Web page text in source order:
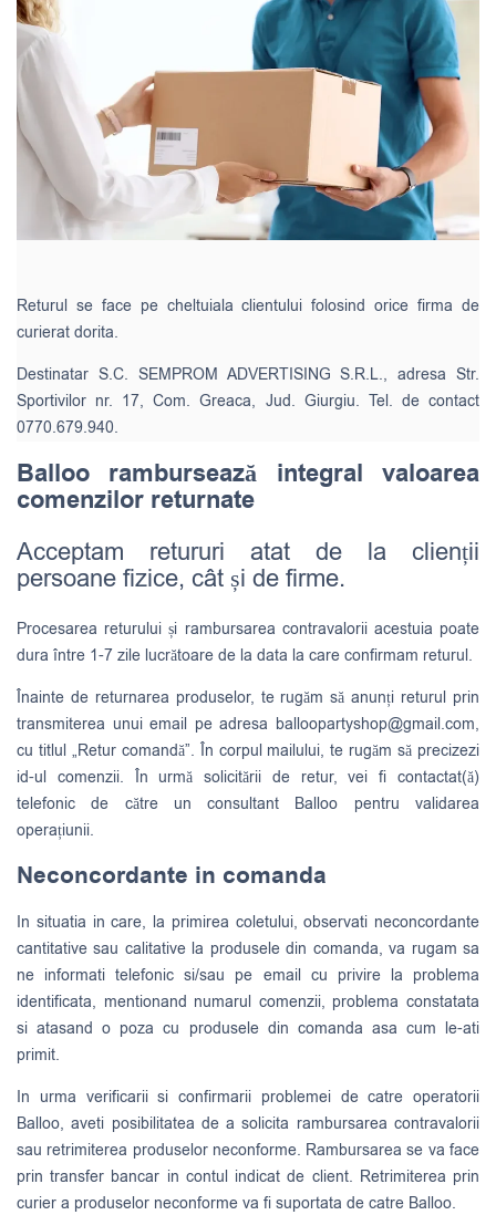
Returul se face pe cheltuiala clientului folosind orice firma de
curierat dorita.
Destinatar S.C. SEMPROM ADVERTISING S.R.L., adresa Str.
Sportivilor nr. 17, Com. Greaca, Jud. Giurgiu. Tel. de contact
0770.679.940.
Balloo rambursează integral valoarea
comenzilor returnate
Acceptam retururi atat de la clienții
persoane fizice, cât și de firme.
Procesarea returului și rambursarea contravalorii acestuia poate
dura între 1-7 zile lucrătoare de la data la care confirmam returul.
Înainte de returnarea produselor, te rugăm să anunți returul prin
transmiterea unui email pe adresa balloopartyshop@gmail.com,
cu titlul „Retur comandă”. În corpul mailului, te rugăm să precizezi
id-ul comenzii. În urmă solicitării de retur, vei fi contactat(ă)
telefonic de către un consultant Balloo pentru validarea
operațiunii.
Neconcordante in comanda
In situatia in care, la primirea coletului, observati neconcordante
cantitative sau calitative la produsele din comanda, va rugam sa
ne informati telefonic si/sau pe email cu privire la problema
identificata, mentionand numarul comenzii, problema constatata
si atasand o poza cu produsele din comanda asa cum le-ati
primit.
In urma verificarii si confirmarii problemei de catre operatorii
Balloo, aveti posibilitatea de a solicita rambursarea contravalorii
sau retrimiterea produselor neconforme. Rambursarea se va face
prin transfer bancar in contul indicat de client. Retrimiterea prin
curier a produselor neconforme va fi suportata de catre Balloo.